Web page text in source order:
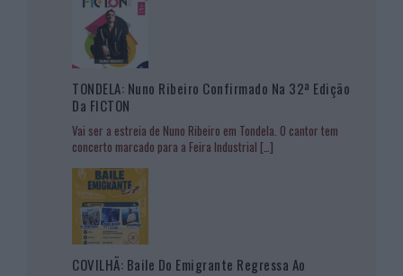
TONDELA: Nuno Ribeiro Confirmado Na 32ª Edição
Da FICTON
Vai ser a estreia de Nuno Ribeiro em Tondela. O cantor tem
concerto marcado para a Feira Industrial […]
COVILHÃ: Baile Do Emigrante Regressa Ao